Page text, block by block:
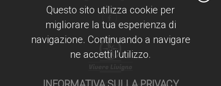
Questo sito utilizza cookie per
migliorare la tua esperienza di
navigazione. Continuando a navigare
ne accetti l'utilizzo.